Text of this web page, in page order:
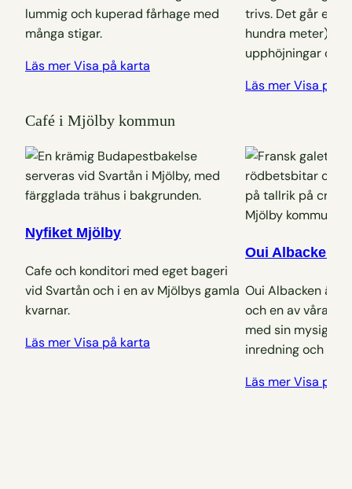
lummig och kuperad fårhage med
många stigar.
Läs merVisa på karta
trivs. Det går en
hundra meter)
upphöjningar och
Läs merVisa på
Café i Mjölby kommun
Nyfiket Mjölby
Cafe och konditori med eget bageri
vid Svartån och i en av Mjölbys gamla
kvarnar.
Läs merVisa på karta
Oui Albacken
Oui Albacken är
och en av våra
med sin mysiga
inredning och
Läs merVisa på